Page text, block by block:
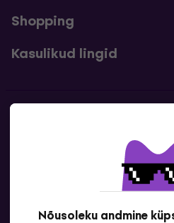
Nõusoleku andmine
Shopping
Kasulikud lingid